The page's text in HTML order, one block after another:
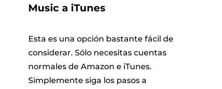
Music a iTunes
Esta es una opción bastante fácil de
considerar. Sólo necesitas cuentas
normales de Amazon e iTunes.
Simplemente siga los pasos a